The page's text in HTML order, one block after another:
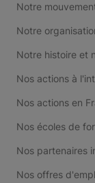
Notre
Notre
Notre histoire et
Nos actions à
Nos actions en
Nos écoles de
Nos partenaires
Nos offres